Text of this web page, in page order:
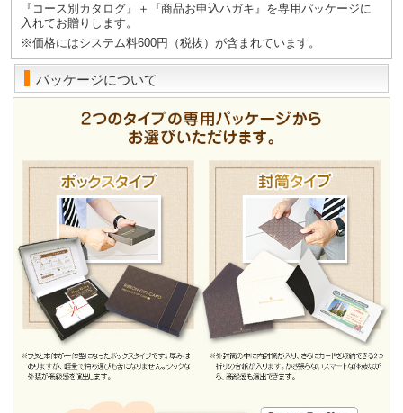
『コース別カタログ』＋『商品お申込ハガキ』を専用パッケージに
入れてお贈りします。
※価格にはシステム料600円（税抜）が含まれています。
パッケージについて